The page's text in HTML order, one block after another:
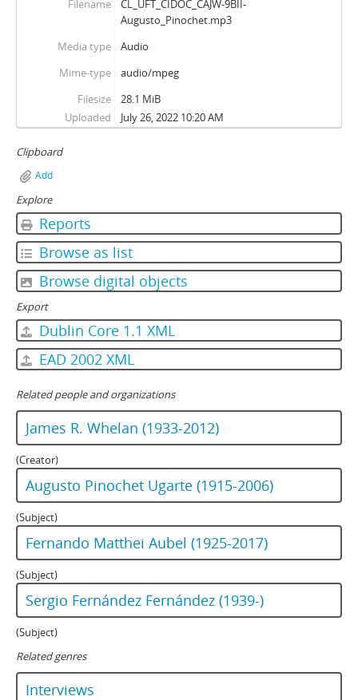
Filename
CL_UFT_CIDOC_CAJW-9BII-
Augusto_Pinochet.mp3
Media type
Audio
Mime-type
audio/mpeg
Filesize
28.1 MiB
Uploaded
July 26, 2022 10:20 AM
Clipboard
Add
Explore
Reports
Browse as list
Browse digital objects
Export
Dublin Core 1.1 XML
EAD 2002 XML
Related people and organizations
James R. Whelan (1933-2012)
(Creator)
Augusto Pinochet Ugarte (1915-2006)
(Subject)
Fernando Matthei Aubel (1925-2017)
(Subject)
Sergio Fernández Fernández (1939-)
(Subject)
Related genres
Interviews